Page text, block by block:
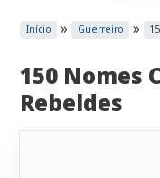
Início » Guerreiro »
150 Nomes
Rebeldes